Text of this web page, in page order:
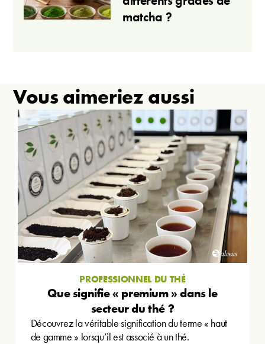
matcha ?
Vous aimeriez aussi
PROFESSIONNEL DU THÉ
Que signifie « premium » dans le
secteur du thé ?
Découvrez la véritable signification du terme « haut
de gamme » lorsqu’il est associé à un thé.